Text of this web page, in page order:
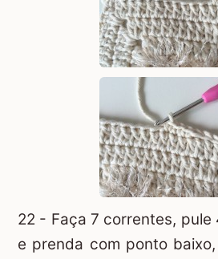
22 - Faça 7 correntes,
e prenda com ponto